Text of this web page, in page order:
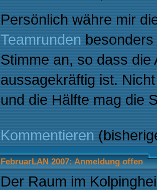
Persönlich währe mir
Teamrunden
Stimme an, so dass die
aussagekräftig ist.
und die Hälfte mag die
Kommentieren
FebruarLAN 2007: Anmeldung offen
Der Raum im